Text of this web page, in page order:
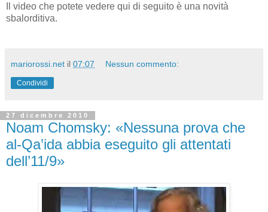
Il video che potete vedere qui di seguito è una novità
sbalorditiva.
mariorossi.net il 07:07 Nessun commento:
Condividi
27 dicembre 2010
Noam Chomsky: «Nessuna prova che
al-Qa‛ida abbia eseguito gli attentati
dell’11/9»